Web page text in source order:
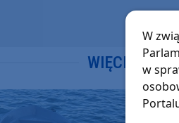
WIĘCEJ
W
w